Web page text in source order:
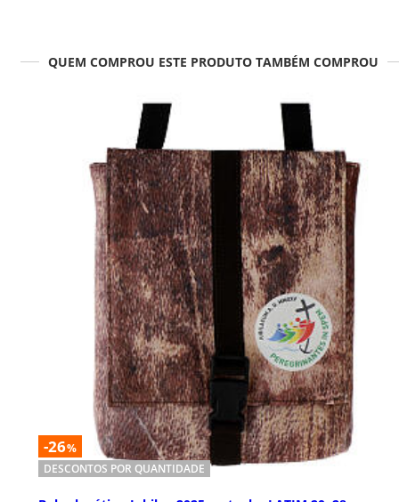
QUEM COMPROU ESTE PRODUTO TAMBÉM COMPROU
-26%
DESCONTOS POR QUANTIDADE